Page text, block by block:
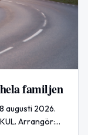
familjen
augusti 2026.
Arrangör: